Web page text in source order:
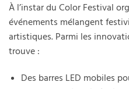
À l’instar du Color Festival
événements mélangent
artistiques. Parmi les
trouve :
Des barres LED mobiles